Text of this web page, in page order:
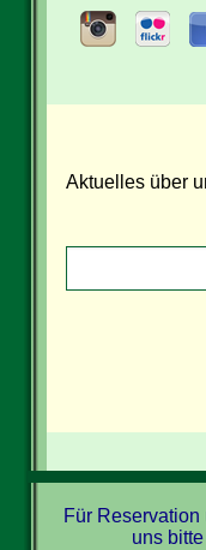
Aktuelles über
Für
uns